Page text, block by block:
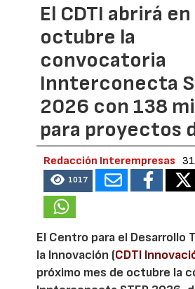
El CDTI abrirá en
octubre la
convocatoria
Innterconecta
2026 con 138
para proyectos
Redacción Interempresas
1017
El Centro para el Desarrollo
la Innovación (CDTI
próximo mes de octubre la